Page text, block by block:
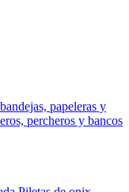
papeleras y
percheros y bancos